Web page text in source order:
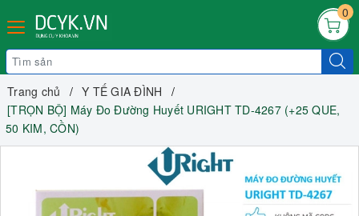
0
Trang chủ
Y TẾ GIA ĐÌNH
[TRỌN BỘ] Máy Đo Đường Huyết URIGHT TD-4267 (+25 QUE,
50 KIM, CỒN)